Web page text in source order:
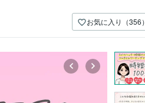
お気に入り（356）